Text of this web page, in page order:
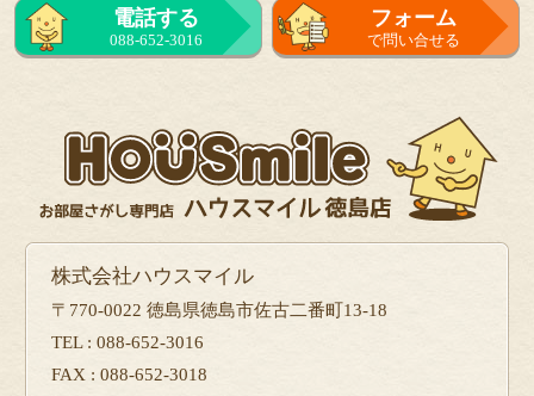
電話する
088-652-3016
フォーム
で問い合せる
株式会社ハウスマイル
〒770-0022 徳島県徳島市佐古二番町13-18
TEL : 088-652-3016
FAX : 088-652-3018